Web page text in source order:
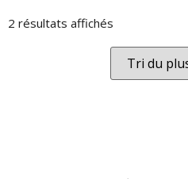
2 résultats affichés